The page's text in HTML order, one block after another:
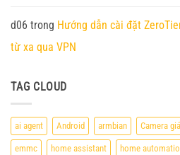
d06 trong Hướng dẫn cài đặt
từ xa qua VPN
TAG CLOUD
ai agent Android armbian Camera
emmc home assistant home